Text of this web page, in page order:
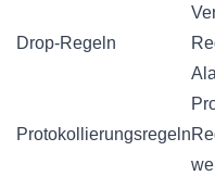
Drop-Regeln
Protokollierungsregeln